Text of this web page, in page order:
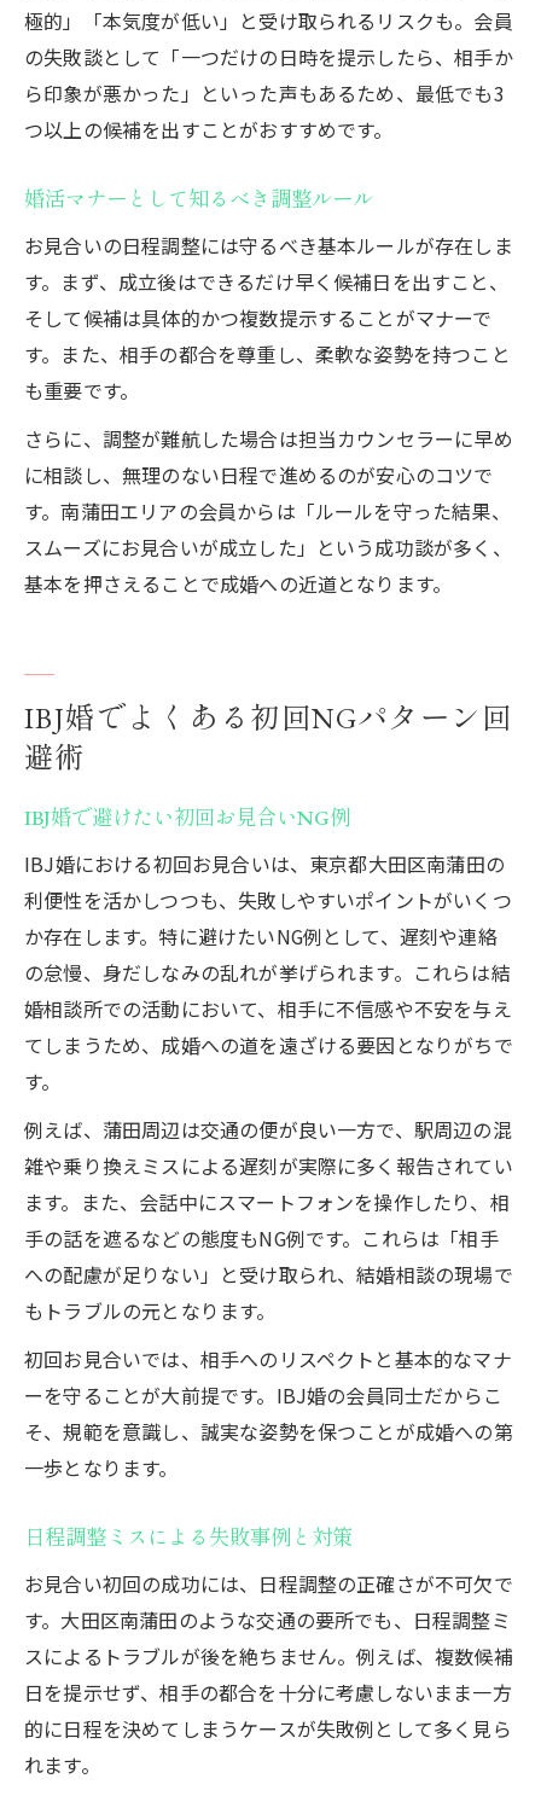
極的」「本気度が低い」と受け取られるリスクも。会員
の失敗談として「一つだけの日時を提示したら、相手か
ら印象が悪かった」といった声もあるため、最低でも3
つ以上の候補を出すことがおすすめです。
婚活マナーとして知るべき調整ルール
お見合いの日程調整には守るべき基本ルールが存在しま
す。まず、成立後はできるだけ早く候補日を出すこと、
そして候補は具体的かつ複数提示することがマナーで
す。また、相手の都合を尊重し、柔軟な姿勢を持つこと
も重要です。
さらに、調整が難航した場合は担当カウンセラーに早め
に相談し、無理のない日程で進めるのが安心のコツで
す。南蒲田エリアの会員からは「ルールを守った結果、
スムーズにお見合いが成立した」という成功談が多く、
基本を押さえることで成婚への近道となります。
IBJ婚でよくある初回NGパターン回
避術
IBJ婚で避けたい初回お見合いNG例
IBJ婚における初回お見合いは、東京都大田区南蒲田の
利便性を活かしつつも、失敗しやすいポイントがいくつ
か存在します。特に避けたいNG例として、遅刻や連絡
の怠慢、身だしなみの乱れが挙げられます。これらは結
婚相談所での活動において、相手に不信感や不安を与え
てしまうため、成婚への道を遠ざける要因となりがちで
す。
例えば、蒲田周辺は交通の便が良い一方で、駅周辺の混
雑や乗り換えミスによる遅刻が実際に多く報告されてい
ます。また、会話中にスマートフォンを操作したり、相
手の話を遮るなどの態度もNG例です。これらは「相手
への配慮が足りない」と受け取られ、結婚相談の現場で
もトラブルの元となります。
初回お見合いでは、相手へのリスペクトと基本的なマナ
ーを守ることが大前提です。IBJ婚の会員同士だからこ
そ、規範を意識し、誠実な姿勢を保つことが成婚への第
一歩となります。
日程調整ミスによる失敗事例と対策
お見合い初回の成功には、日程調整の正確さが不可欠で
す。大田区南蒲田のような交通の要所でも、日程調整ミ
スによるトラブルが後を絶ちません。例えば、複数候補
日を提示せず、相手の都合を十分に考慮しないまま一方
的に日程を決めてしまうケースが失敗例として多く見ら
れます。